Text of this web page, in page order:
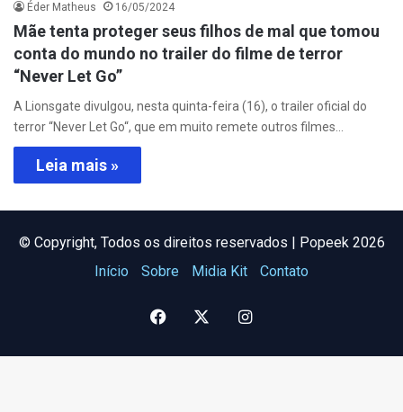
Éder Matheus 16/05/2024
Mãe tenta proteger seus filhos de mal que tomou
conta do mundo no trailer do filme de terror
“Never Let Go”
A Lionsgate divulgou, nesta quinta-feira (16), o trailer oficial do
terror “Never Let Go“, que em muito remete outros filmes…
Leia mais »
©️ Copyright, Todos os direitos reservados | Popeek 2026
Início
Sobre Midia Kit Contato
Facebook Instagram